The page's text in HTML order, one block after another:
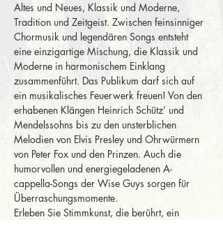
Altes und Neues, Klassik und Moderne,
Tradition und Zeitgeist. Zwischen feinsinniger
Chormusik und legendären Songs entsteht
eine einzigartige Mischung, die Klassik und
Moderne in harmonischem Einklang
zusammenführt. Das Publikum darf sich auf
ein musikalisches Feuerwerk freuen! Von den
erhabenen Klängen Heinrich Schütz’ und
Mendelssohns bis zu den unsterblichen
Melodien von Elvis Presley und Ohrwürmern
von Peter Fox und den Prinzen. Auch die
humorvollen und energiegeladenen A-
cappella-Songs der Wise Guys sorgen für
Überraschungsmomente.
Erleben Sie Stimmkunst, die berührt, ein